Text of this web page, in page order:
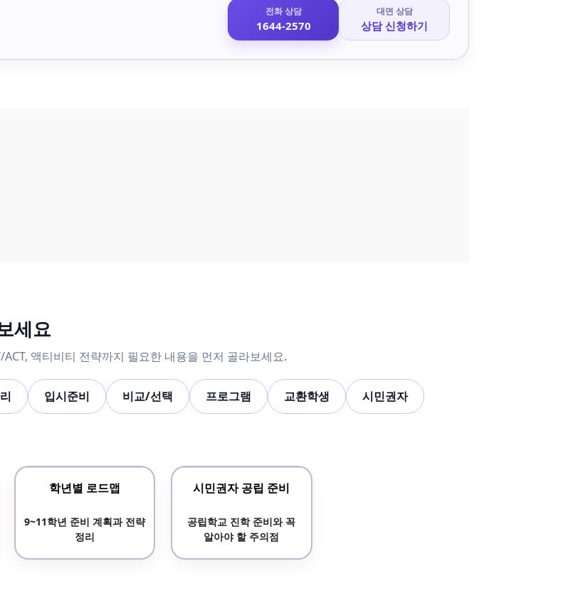
전화 상담
1644-2570
대면 상담
상담 신청하기
세요
액티비티 전략까지 필요한 내용을 먼저 골라보세요.
입시준비 비교/선택 프로그램 교환학생 시민권자
학년별 로드맵
9~11학년 준비 계획과 전략
정리
시민권자 공립 준비
공립학교 진학 준비와 꼭
알아야 할 주의점